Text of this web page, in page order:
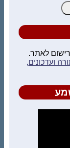
לאתר.
ועדכונים,